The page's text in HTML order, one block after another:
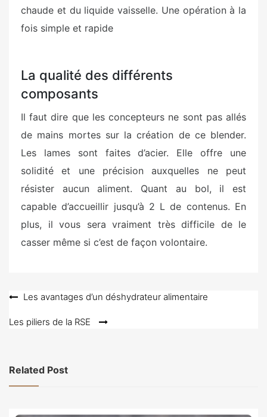
chaude et du liquide vaisselle. Une opération à la
fois simple et rapide
La qualité des différents
composants
Il faut dire que les concepteurs ne sont pas allés
de mains mortes sur la création de ce blender.
Les lames sont faites d’acier. Elle offre une
solidité et une précision auxquelles ne peut
résister aucun aliment. Quant au bol, il est
capable d’accueillir jusqu’à 2 L de contenus. En
plus, il vous sera vraiment très difficile de le
casser même si c’est de façon volontaire.
Navigation
de
Les avantages d’un déshydrateur alimentaire
Les piliers de la RSE
Related Post